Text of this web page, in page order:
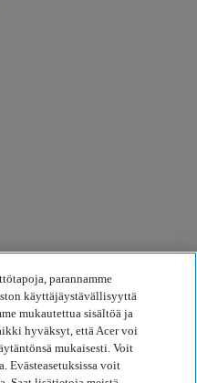
parannamme
käyttäjäystävällisyyttä
mukautettua sisältöä ja
hyväksyt, että Acer voi
mukaisesti. Voit
Evästeasetuksissa voit